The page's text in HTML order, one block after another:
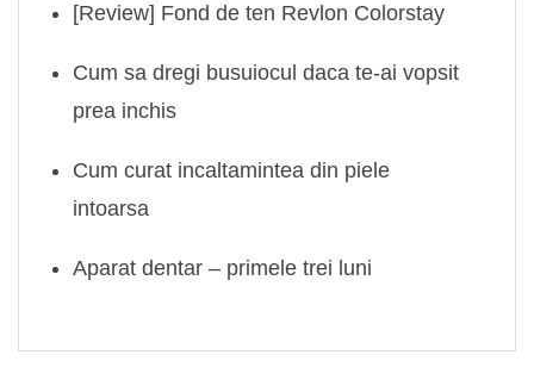
[Review] Fond de ten Revlon Colorstay
Cum sa dregi busuiocul daca te-ai vopsit
prea inchis
Cum curat incaltamintea din piele
intoarsa
Aparat dentar – primele trei luni